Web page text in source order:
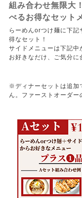
組み合わせ無限大
べるお得なセット
らーめんorつけ麺に下
得なセット！
サイドメニューは下記中
お好きなだけ、ご気分に
※ディナーセットは追加
ん。ファーストオーダー